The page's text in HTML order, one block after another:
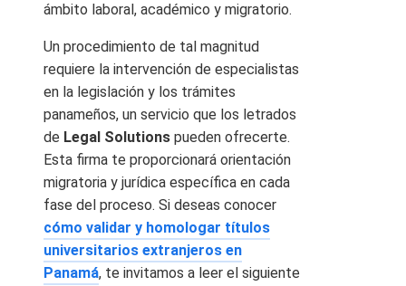
ámbito laboral, académico y migratorio.
Un procedimiento de tal magnitud
requiere la intervención de especialistas
en la legislación y los trámites
panameños, un servicio que los letrados
de Legal Solutions pueden ofrecerte.
Esta firma te proporcionará orientación
migratoria y jurídica específica en cada
fase del proceso. Si deseas conocer
cómo validar y homologar títulos
universitarios extranjeros en
Panamá, te invitamos a leer el siguiente